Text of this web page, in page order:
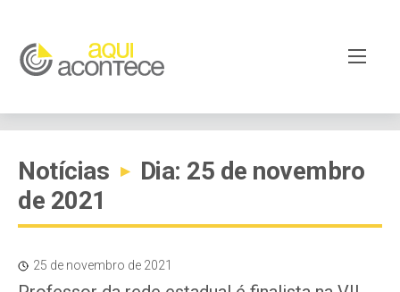
Notícias ▸
Dia: 25 de novembro
de 2021
25 de novembro de 2021